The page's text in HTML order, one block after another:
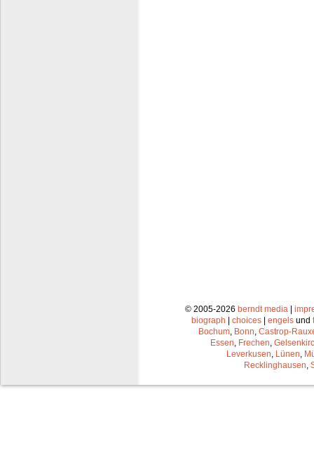
© 2005-2026 berndt media|
biograph
choices engels und
Bochum, Bonn, Castrop-
Essen, Frechen,
Leverkusen, Lünen,
Recklinghausen,